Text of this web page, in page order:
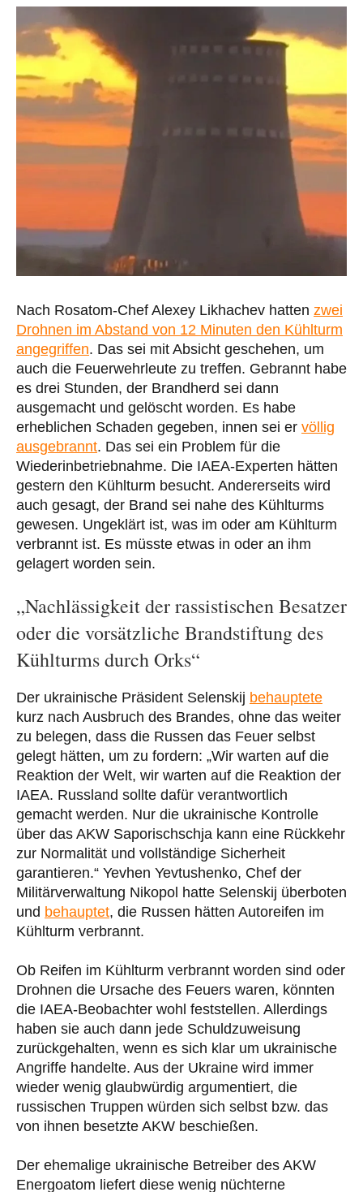
Nach Rosatom-Chef Alexey Likhachev hatten zwei
Drohnen im Abstand von 12 Minuten den Kühlturm
angegriffen. Das sei mit Absicht geschehen, um
auch die Feuerwehrleute zu treffen. Gebrannt habe
es drei Stunden, der Brandherd sei dann
ausgemacht und gelöscht worden. Es habe
erheblichen Schaden gegeben, innen sei er völlig
ausgebrannt. Das sei ein Problem für die
Wiederinbetriebnahme. Die IAEA-Experten hätten
gestern den Kühlturm besucht. Andererseits wird
auch gesagt, der Brand sei nahe des Kühlturms
gewesen. Ungeklärt ist, was im oder am Kühlturm
verbrannt ist. Es müsste etwas in oder an ihm
gelagert worden sein.
„Nachlässigkeit der rassistischen Besatzer
oder die vorsätzliche Brandstiftung des
Kühlturms durch Orks“
Der ukrainische Präsident Selenskij behauptete
kurz nach Ausbruch des Brandes, ohne das weiter
zu belegen, dass die Russen das Feuer selbst
gelegt hätten, um zu fordern: „Wir warten auf die
Reaktion der Welt, wir warten auf die Reaktion der
IAEA. Russland sollte dafür verantwortlich
gemacht werden. Nur die ukrainische Kontrolle
über das AKW Saporischschja kann eine Rückkehr
zur Normalität und vollständige Sicherheit
garantieren.“ Yevhen Yevtushenko, Chef der
Militärverwaltung Nikopol hatte Selenskij überboten
und behauptet, die Russen hätten Autoreifen im
Kühlturm verbrannt.
Ob Reifen im Kühlturm verbrannt worden sind oder
Drohnen die Ursache des Feuers waren, könnten
die IAEA-Beobachter wohl feststellen. Allerdings
haben sie auch dann jede Schuldzuweisung
zurückgehalten, wenn es sich klar um ukrainische
Angriffe handelte. Aus der Ukraine wird immer
wieder wenig glaubwürdig argumentiert, die
russischen Truppen würden sich selbst bzw. das
von ihnen besetzte AKW beschießen.
Der ehemalige ukrainische Betreiber des AKW
Energoatom liefert diese wenig nüchterne